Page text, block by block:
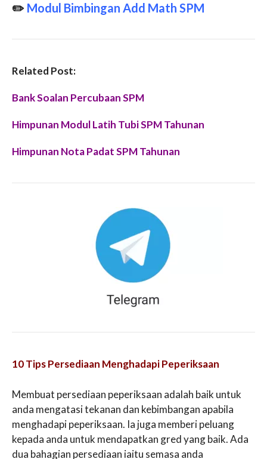
✏️ Modul Bimbingan Add Math SPM
Related Post:
Bank Soalan Percubaan SPM
Himpunan Modul Latih Tubi SPM Tahunan
Himpunan Nota Padat SPM Tahunan
10 Tips Persediaan Menghadapi Peperiksaan
Membuat persediaan peperiksaan adalah baik untuk
anda mengatasi tekanan dan kebimbangan apabila
menghadapi peperiksaan. Ia juga memberi peluang
kepada anda untuk mendapatkan gred yang baik. Ada
dua bahagian persediaan iaitu semasa anda